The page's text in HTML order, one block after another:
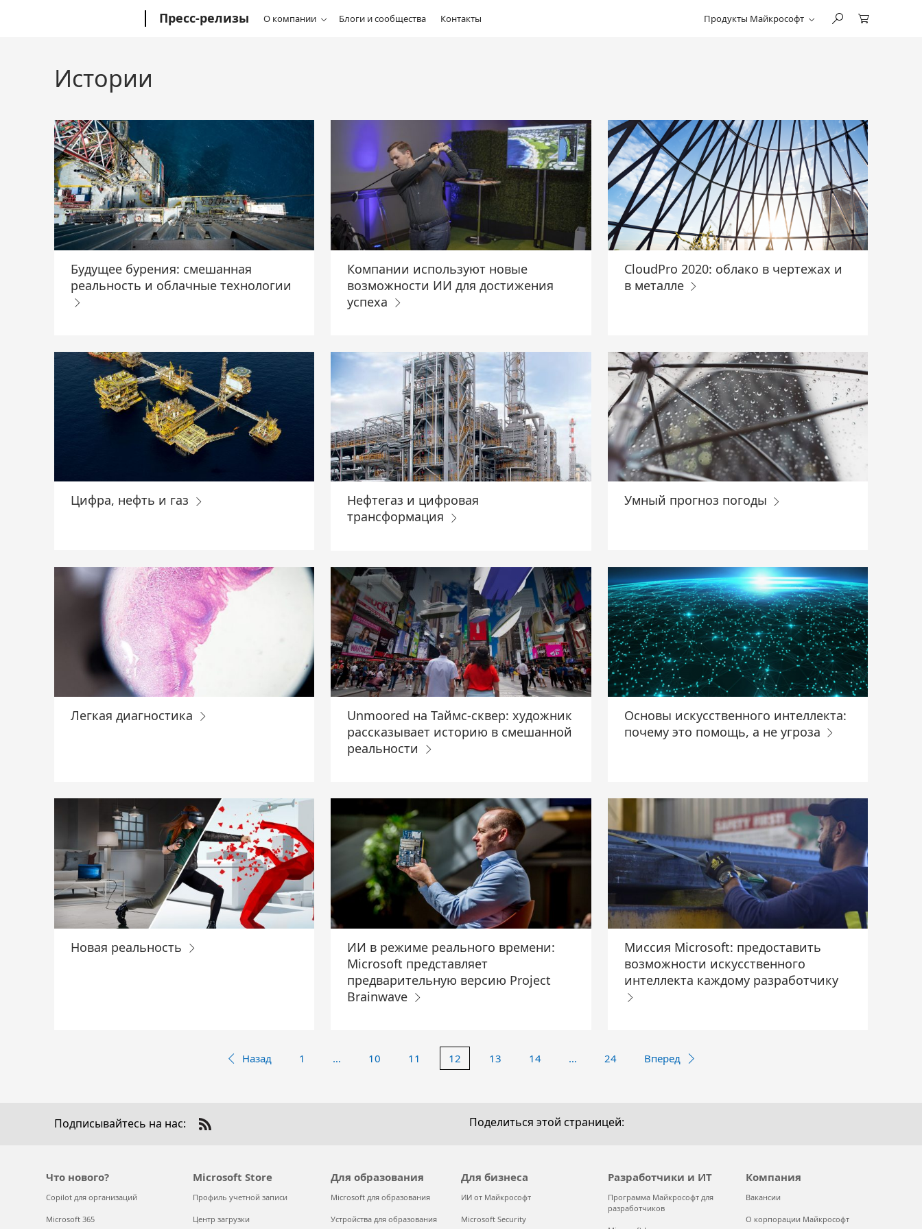
Пресс-релизы О компании Блоги и сообщества Контакты Продукты Майкрософт
Истории
Будущее бурения: смешанная
реальность и облачные технологии
Компании используют новые
возможности ИИ для достижения
успеха
CloudPro 2020: облако в чертежах и
в металле
Цифра, нефть и газ
Нефтегаз и цифровая
трансформация
Умный прогноз погоды
Легкая диагностика
Unmoored на Таймс-сквер: художник
рассказывает историю в смешанной
реальности
Основы искусственного интеллекта:
почему это помощь, а не угроза
Новая реальность
ИИ в режиме реального времени:
Microsoft представляет
предварительную версию Project
Brainwave
Миссия Microsoft: предоставить
возможности искусственного
интеллекта каждому разработчику
Назад 1 … 10 11 12 13 14 … 24 Вперед
Подписывайтесь на нас:
Check
on
RSS
Поделиться этой страницей:
Что нового?
Copilot для организаций
Microsoft 365
Microsoft Store
Профиль учетной записи
Центр загрузки
Для образования
Microsoft для образования
Устройства для образования
Для бизнеса
ИИ от Майкрософт
Microsoft Security
Разработчики и ИТ
Программа Майкрософт для
разработчиков
Компания
Вакансии
О корпорации Майкрософт